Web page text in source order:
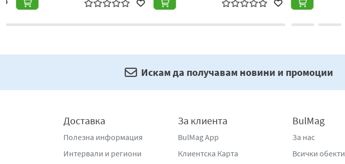
Искам да получавам новини и промоции
Доставка
Полезна информация
Интервали и региони
За клиента
BulMag App
Клиентска Карта
BulMag
За нас
Всички обекти